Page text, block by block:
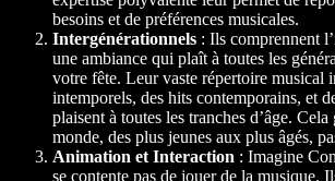
besoins et de préférences musicales.
Intergénérationnels : Ils comprennent
une ambiance qui plaît à toutes les
votre fête. Leur vaste répertoire musical
intemporels, des hits contemporains, et
plaisent à toutes les tranches d’âge.
monde, des plus jeunes aux plus âgés,
Animation et Interaction : Imagine
se contente pas de jouer de la musique.